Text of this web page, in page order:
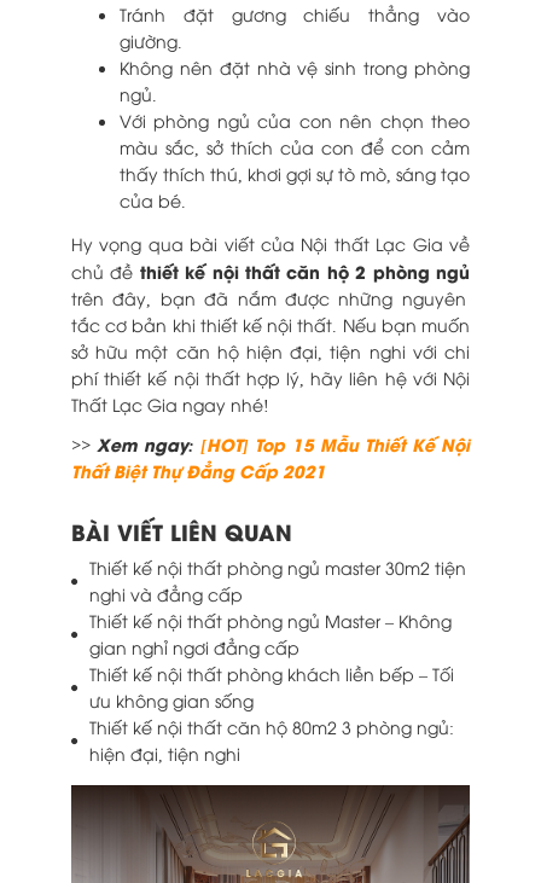
Tránh đặt gương chiếu thẳng vào
giường.
Không nên đặt nhà vệ sinh trong phòng
ngủ.
Với phòng ngủ của con nên chọn theo
màu sắc, sở thích của con để con cảm
thấy thích thú, khơi gợi sự tò mò, sáng tạo
của bé.
Hy vọng qua bài viết của Nội thất Lạc Gia về
chủ đề thiết kế nội thất căn hộ 2 phòng ngủ
trên đây, bạn đã nắm được những nguyên
tắc cơ bản khi thiết kế nội thất. Nếu bạn muốn
sở hữu một căn hộ hiện đại, tiện nghi với chi
phí thiết kế nội thất hợp lý, hãy liên hệ với Nội
Thất Lạc Gia ngay nhé!
>> Xem ngay: [HOT] Top 15 Mẫu Thiết Kế Nội
Thất Biệt Thự Đẳng Cấp 2021
BÀI VIẾT LIÊN QUAN
Thiết kế nội thất phòng ngủ master 30m2 tiện
nghi và đẳng cấp
Thiết kế nội thất phòng ngủ Master – Không
gian nghỉ ngơi đẳng cấp
Thiết kế nội thất phòng khách liền bếp – Tối
ưu không gian sống
Thiết kế nội thất căn hộ 80m2 3 phòng ngủ:
hiện đại, tiện nghi